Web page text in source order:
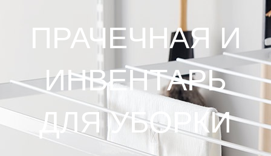
ПРАЧЕЧНАЯ И
ИНВЕНТАРЬ
ДЛЯ УБОРКИ